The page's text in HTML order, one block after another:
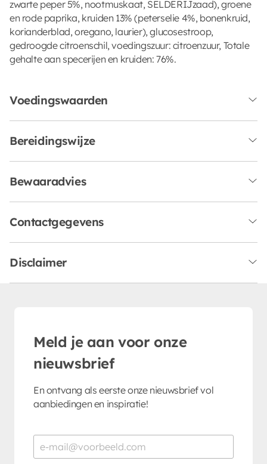
zwarte peper 5%, nootmuskaat, SELDERIJzaad), groene
en rode paprika, kruiden 13% (peterselie 4%, bonenkruid,
korianderblad, oregano, laurier), glucosestroop,
gedroogde citroenschil, voedingszuur: citroenzuur, Totale
gehalte aan specerijen en kruiden: 76%.
Voedingswaarden
Bereidingswijze
Bewaaradvies
Contactgegevens
Disclaimer
Meld je aan voor onze
nieuwsbrief
En ontvang als eerste onze nieuwsbrief vol
aanbiedingen en inspiratie!